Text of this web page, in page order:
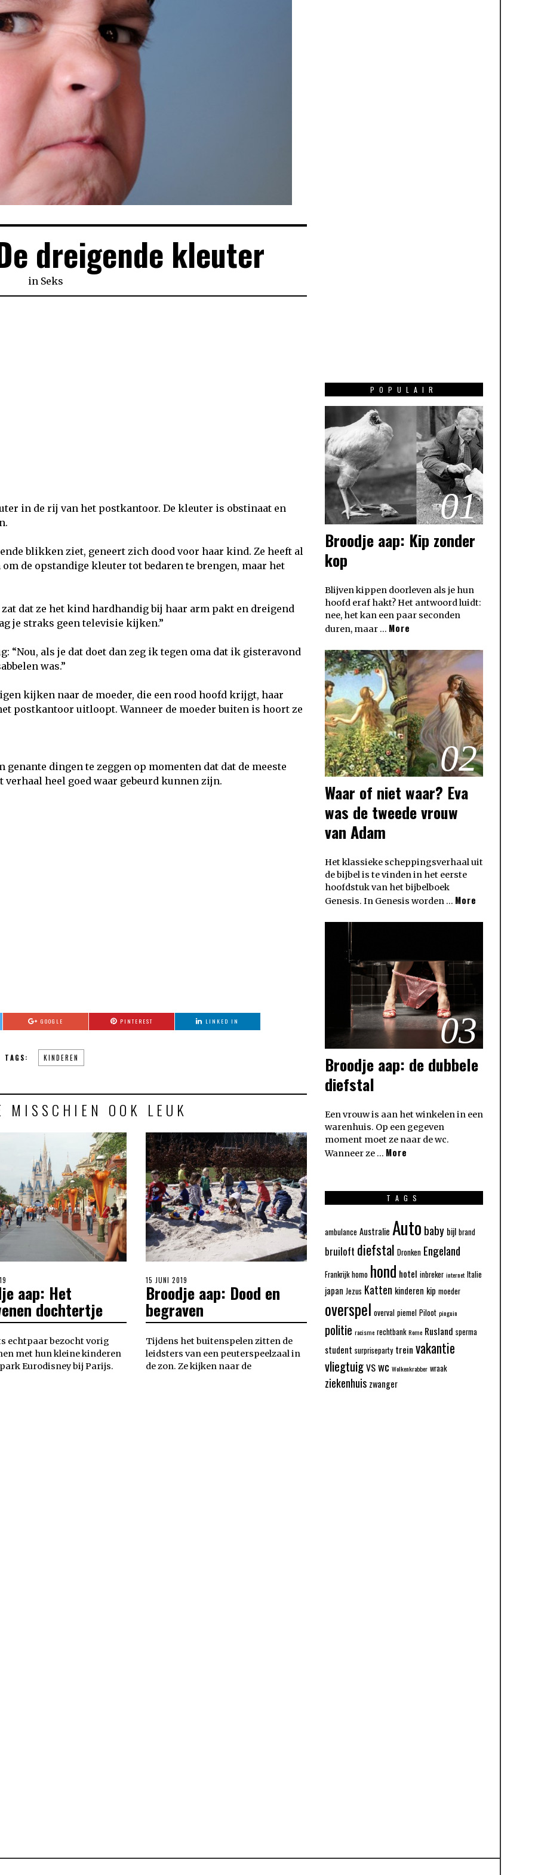
dreigende kleuter
in Seks
in de rij van het postkantoor. De kleuter is obstinaat en
blikken ziet, geneert zich dood voor haar kind. Ze heeft al
de opstandige kleuter tot bedaren te brengen, maar het
dat ze het kind hardhandig bij haar arm pakt en dreigend
je straks geen televisie kijken.”
als je dat doet dan zeg ik tegen oma dat ik gisteravond
was.”
kijken naar de moeder, die een rood hoofd krijgt, haar
postkantoor uitloopt. Wanneer de moeder buiten is hoort ze
dingen te zeggen op momenten dat dat de meeste
verhaal heel goed waar gebeurd kunnen zijn.
GOOGLE PINTEREST LINKED IN
TAGS: KINDEREN
OOK LEUK
aap: Het
dochtertje
echtpaar bezocht vorig
met hun kleine kinderen
Eurodisney bij Parijs.
POSTED
ON
15 JUNI 2019
Broodje aap: Dood en
begraven
Tijdens het buitenspelen zitten de
leidsters van een peuterspeelzaal in
de zon. Ze kijken naar de
POPULAIR
01
Broodje aap: Kip zonder
kop
Blijven kippen doorleven als je hun
hoofd eraf hakt? Het antwoord luidt:
nee, het kan een paar seconden
duren, maar … More
02
Waar of niet waar? Eva
was de tweede vrouw
van Adam
Het klassieke scheppingsverhaal uit
de bijbel is te vinden in het eerste
hoofdstuk van het bijbelboek
Genesis. In Genesis worden … More
03
Broodje aap: de dubbele
diefstal
Een vrouw is aan het winkelen in een
warenhuis. Op een gegeven
moment moet ze naar de wc.
Wanneer ze … More
TAGS
ambulance Australie Auto baby bijl brand
bruiloft diefstal Dronken Engeland
Frankrijk homo hond hotel inbreker internet Italie
japan Jezus Katten kinderen kip moeder
overspel overval piemel Piloot pinguin
politie racisme rechtbank Rome Rusland sperma
student surpriseparty trein vakantie
vliegtuigVSwc Wolkenkrabber wraak
ziekenhuis zwanger